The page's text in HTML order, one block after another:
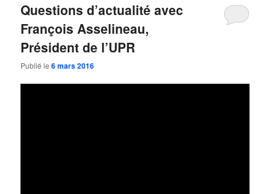
Questions d’actualité avec
François Asselineau,
Président de l’UPR
Publié le6 mars 2016